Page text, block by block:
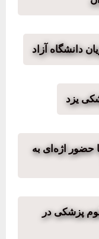
دانشگاه آزاد
یزد
حضور اژه‌ای به
پزشکی در